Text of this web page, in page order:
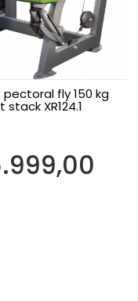
pectoral fly 150 kg
stack XR124.1